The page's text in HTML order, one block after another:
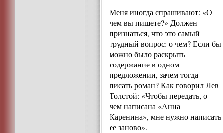
Меня иногда спрашивают: «О
чем вы пишете?» Должен
признаться, что это самый
трудный вопрос: о чем? Если бы
можно было раскрыть
содержание в одном
предложении, зачем тогда
писать роман? Как говорил Лев
Толстой: «Чтобы передать, о
чем написана «Анна
Каренина», мне нужно написать
ее заново».